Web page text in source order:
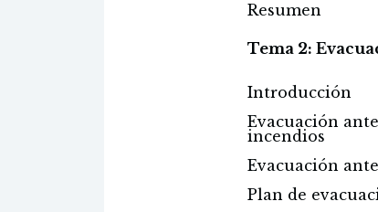
Resumen
Tema 2:
Introducción
Evacuación
incendios
Evacuación
Plan de